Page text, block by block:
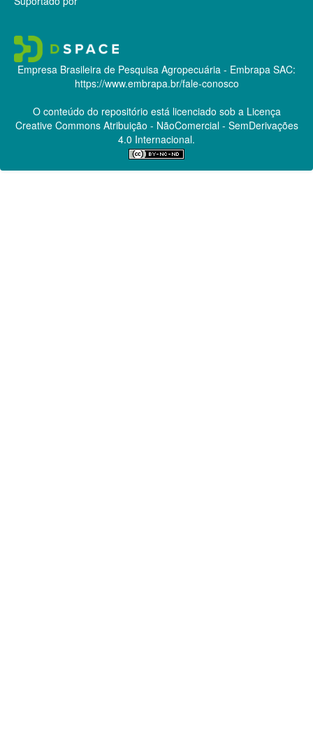
Empresa Brasileira de Pesquisa Agropecuária - Embrapa SAC:
https://www.embrapa.br/fale-conosco
O conteúdo do repositório está licenciado sob a Licença
Creative CommonsAtribuição - NãoComercial - SemDerivações
4.0 Internacional.